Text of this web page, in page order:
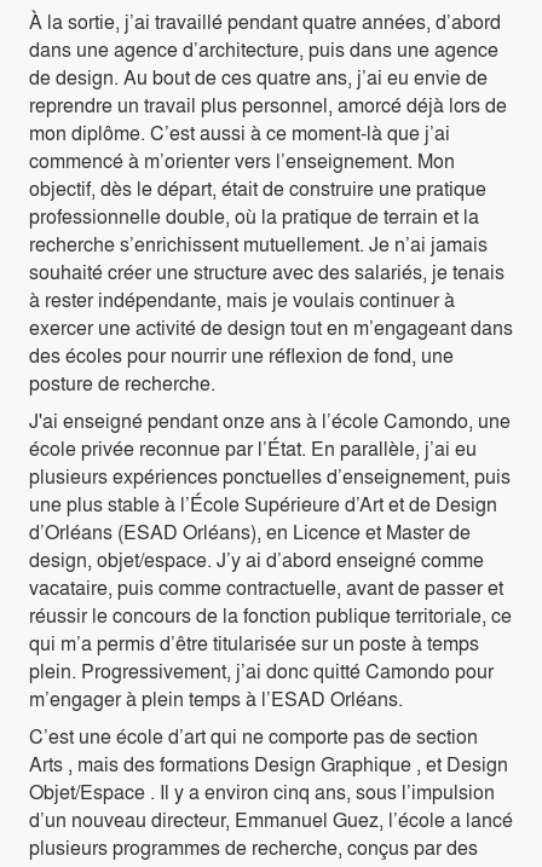
À la sortie, j’ai travaillé pendant quatre années, d’abord
dans une agence d’architecture, puis dans une agence
de design. Au bout de ces quatre ans, j’ai eu envie de
reprendre un travail plus personnel, amorcé déjà lors de
mon diplôme. C’est aussi à ce moment-là que j’ai
commencé à m’orienter vers l’enseignement. Mon
objectif, dès le départ, était de construire une pratique
professionnelle double, où la pratique de terrain et la
recherche s’enrichissent mutuellement. Je n’ai jamais
souhaité créer une structure avec des salariés, je tenais
à rester indépendante, mais je voulais continuer à
exercer une activité de design tout en m’engageant dans
des écoles pour nourrir une réflexion de fond, une
posture de recherche.
J'ai enseigné pendant onze ans à l’école Camondo, une
école privée reconnue par l’État. En parallèle, j’ai eu
plusieurs expériences ponctuelles d’enseignement, puis
une plus stable à l’École Supérieure d’Art et de Design
d’Orléans (ESAD Orléans), en Licence et Master de
design, objet/espace. J’y ai d’abord enseigné comme
vacataire, puis comme contractuelle, avant de passer et
réussir le concours de la fonction publique territoriale, ce
qui m’a permis d’être titularisée sur un poste à temps
plein. Progressivement, j’ai donc quitté Camondo pour
m’engager à plein temps à l’ESAD Orléans.
C’est une école d’art qui ne comporte pas de section
Arts , mais des formations Design Graphique , et Design
Objet/Espace . Il y a environ cinq ans, sous l’impulsion
d’un nouveau directeur, Emmanuel Guez, l’école a lancé
plusieurs programmes de recherche, conçus par des